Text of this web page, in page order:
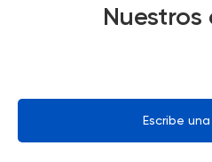
Nuestros
Escribe